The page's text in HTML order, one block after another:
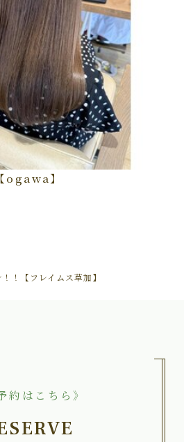
ogawa】
！【フレイムス草加】
約はこちら》